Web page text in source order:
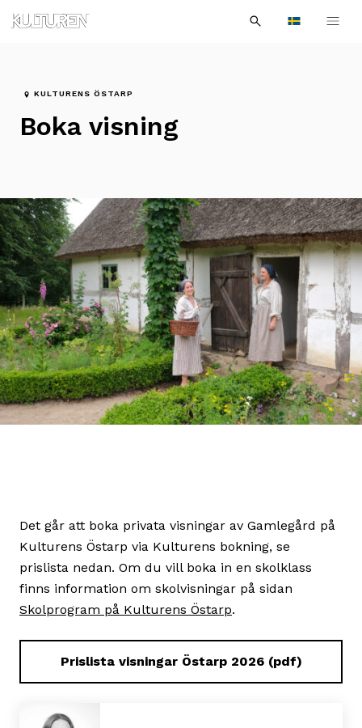
navigationen
innehållet
Languages
efter:
Sök
KULTURENS ÖSTARP
Boka visning
Det går att boka privata visningar av Gamlegård på
Kulturens Östarp via Kulturens bokning, se
prislista nedan. Om du vill boka in en skolklass
finns information om skolvisningar på sidan
Skolprogram på Kulturens Östarp.
Prislista visningar Östarp 2026 (pdf)